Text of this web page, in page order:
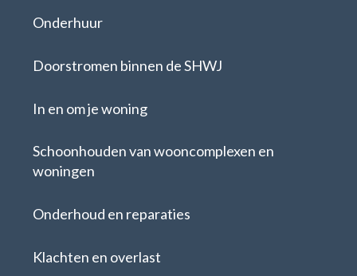
Onderhuur
Doorstromen binnen de SHWJ
In en om je woning
Schoonhouden van wooncomplexen en
woningen
Onderhoud en reparaties
Klachten en overlast